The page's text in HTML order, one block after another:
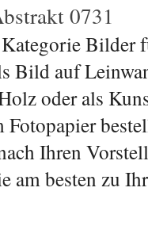
0731
Bilder
Bild auf
oder als
Fotopapier
Ihren
am besten zu